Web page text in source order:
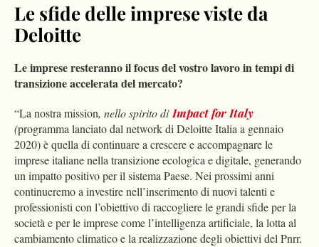
Le sfide delle imprese viste da
Deloitte
Le imprese resteranno il focus del vostro lavoro in tempi di
transizione accelerata del mercato?
“La nostra mission, nello spirito diImpact for Italy
(programma lanciato dal network di Deloitte Italia a gennaio
2020) è quella di continuare a crescere e accompagnare le
imprese italiane nella transizione ecologica e digitale, generando
un impatto positivo per il sistema Paese. Nei prossimi anni
continueremo a investire nell’inserimento di nuovi talenti e
professionisti con l’obiettivo di raccogliere le grandi sfide per la
società e per le imprese come l’intelligenza artificiale, la lotta al
cambiamento climatico e la realizzazione degli obiettivi del Pnrr.